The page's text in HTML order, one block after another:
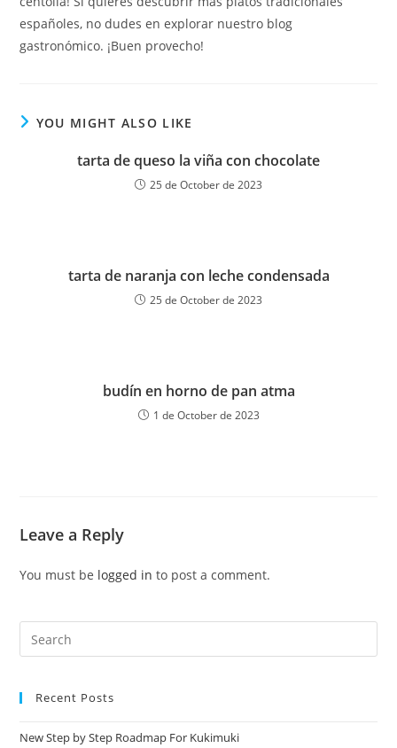
españoles, no dudes en explorar nuestro blog
gastronómico. ¡Buen provecho!
YOU MIGHT ALSO LIKE
tarta de queso la viña con chocolate
25 de October de 2023
tarta de naranja con leche condensada
25 de October de 2023
budín en horno de pan atma
1 de October de 2023
Leave a Reply
You must be logged in to post a comment.
Recent Posts
New Step by Step Roadmap For Kukimuki